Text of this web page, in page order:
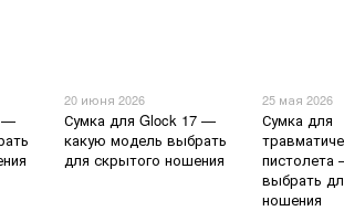
—
20 июня 2026
Сумка для Glock 17 —
какую модель выбрать
для скрытого ношения
25 мая 2026
Сумка для
пистолета
выбрать
ношения